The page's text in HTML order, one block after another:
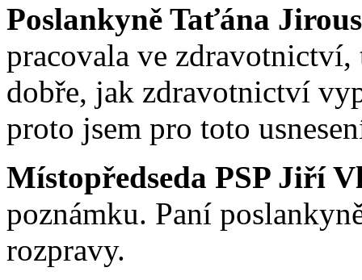
Poslankyně Taťána
pracovala ve
dobře, jak zdravotnictví
proto jsem pro toto
Místopředseda PSP Jiří
poznámku. Paní
rozpravy.